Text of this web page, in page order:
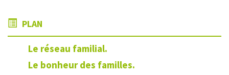
PLAN
Le réseau familial.
Le bonheur des familles.